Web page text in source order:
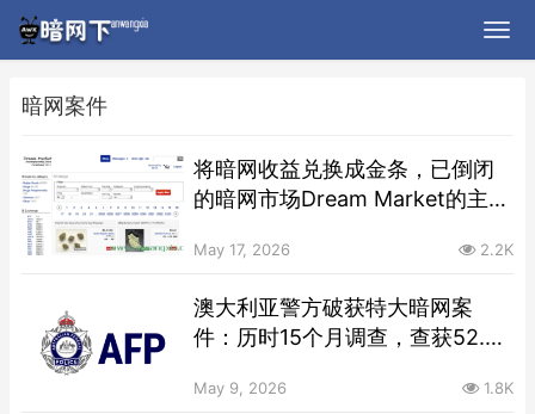
暗网案件
将暗网收益兑换成金条，已倒闭
的暗网市场Dream Market的主要
May 17, 2026 2.2K
澳大利亚警方破获特大暗网案
件：历时15个月调查，查获52.3
May 9, 2026 1.8K